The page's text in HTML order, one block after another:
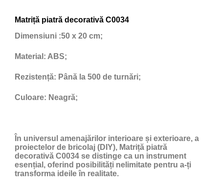
Matriță piatră decorativă C0034
Dimensiuni :50 x 20 cm;
Material: ABS;
Rezistență: Până la 500 de turnări;
Culoare: Neagră;
În universul amenajărilor interioare și exterioare, a
proiectelor de bricolaj (DIY), Matriță piatră
decorativă C0034 se distinge ca un instrument
esențial, oferind posibilități nelimitate pentru a-ți
transforma ideile în realitate.